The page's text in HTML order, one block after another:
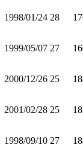
1998/01/24 28
1999/05/07 27
2000/12/26 25
2001/02/28 25
1998/09/10 27